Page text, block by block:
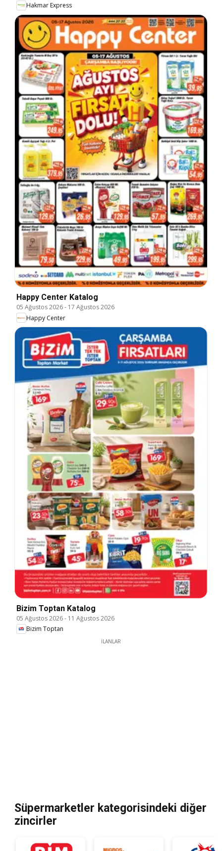
Hakmar Express
Happy Center Katalog
05 Ağustos 2026- 17 Ağustos 2026
Happy Center
Bizim Toptan Katalog
05 Ağustos 2026- 11 Ağustos 2026
Bizim Toptan
İLANLAR
Süpermarketler kategorisindeki diğer
zincirler